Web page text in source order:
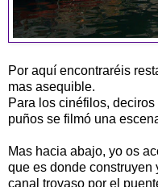
Por aquí encontraréis
mas asequible.
Para los cinéfilos,
puños se filmó una
Mas hacia abajo, yo os
que es donde construyen
canal trovaso por el